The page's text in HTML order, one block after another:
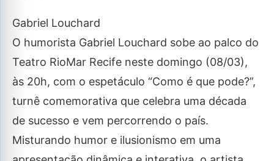
Gabriel Louchard
O humorista Gabriel Louchard sobe ao palco do
Teatro RioMar Recife neste domingo (08/03),
às 20h, com o espetáculo “Como é que pode?”,
turnê comemorativa que celebra uma década
de sucesso e vem percorrendo o país.
Misturando humor e ilusionismo em uma